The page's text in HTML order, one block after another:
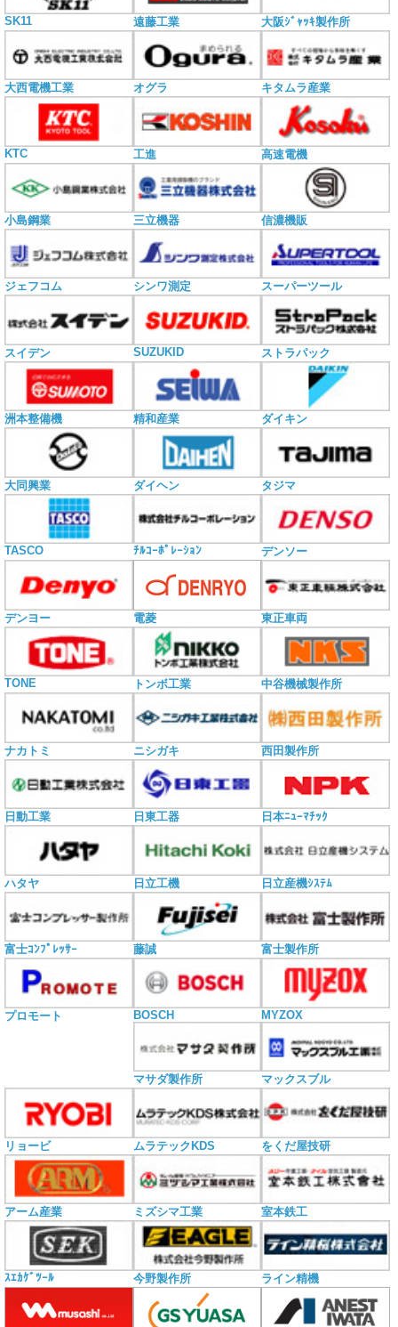
SK11 遠藤工業 大阪ｼﾞｬｯｷ製作所
大西電機工業 オグラ キタムラ産業
KTC 工進 高速電機
小島鋼業 三立機器 信濃機販
ジェフコム シンワ測定 スーパーツール
スイデン SUZUKID ストラパック
洲本整備機 精和産業 ダイキン
大同興業 ダイヘン タジマ
TASCO ﾁﾙｺｰﾎﾟﾚｰｼｮﾝ デンソー
デンヨー 電菱 東正車両
TONE トンボ工業 中谷機械製作所
ナカトミ ニシガキ 西田製作所
日動工業 日東工器 日本ﾆｭｰﾏﾁｯｸ
ハタヤ 日立工機 日立産機ｼｽﾃﾑ
富士ｺﾝﾌﾟﾚｯｻｰ 藤誠 富士製作所
プロモート BOSCH MYZOX
マサダ製作所 マックスブル
リョービ ムラテックKDS をくだ屋技研
アーム産業 ミズシマ工業 室本鉄工
ｽｴｶｹﾞﾂｰﾙ 今野製作所 ライン精機